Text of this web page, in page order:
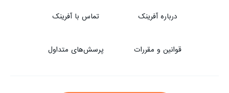
درباره آفرینک تماس با آفرینک
قوانین و مقررات پرسش‌های متداول